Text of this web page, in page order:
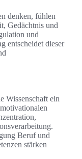
denken, fühlen
Gedächtnis und
und
entscheidet dieser
Wissenschaft ein
Beruf und
stärken